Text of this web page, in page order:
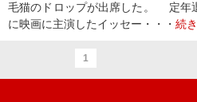
毛猫のドロップが出席した。 定年
に映画に主演したイッセー・・・ 続
1